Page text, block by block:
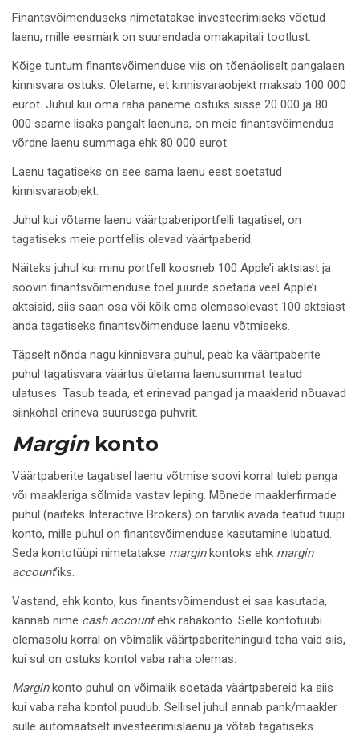
Finantsvõimenduseks nimetatakse investeerimiseks võetud
laenu, mille eesmärk on suurendada omakapitali tootlust.
Kõige tuntum finantsvõimenduse viis on tõenäoliselt pangalaen
kinnisvara ostuks. Oletame, et kinnisvaraobjekt maksab 100 000
eurot. Juhul kui oma raha paneme ostuks sisse 20 000 ja 80
000 saame lisaks pangalt laenuna, on meie finantsvõimendus
võrdne laenu summaga ehk 80 000 eurot.
Laenu tagatiseks on see sama laenu eest soetatud
kinnisvaraobjekt.
Juhul kui võtame laenu väärtpaberiportfelli tagatisel, on
tagatiseks meie portfellis olevad väärtpaberid.
Näiteks juhul kui minu portfell koosneb 100 Apple’i aktsiast ja
soovin finantsvõimenduse toel juurde soetada veel Apple’i
aktsiaid, siis saan osa või kõik oma olemasolevast 100 aktsiast
anda tagatiseks finantsvõimenduse laenu võtmiseks.
Täpselt nõnda nagu kinnisvara puhul, peab ka väärtpaberite
puhul tagatisvara väärtus ületama laenusummat teatud
ulatuses. Tasub teada, et erinevad pangad ja maaklerid nõuavad
siinkohal erineva suurusega puhvrit.
Marginkonto
Väärtpaberite tagatisel laenu võtmise soovi korral tuleb panga
või maakleriga sõlmida vastav leping. Mõnede maaklerfirmade
puhul (näiteks Interactive Brokers) on tarvilik avada teatud tüüpi
konto, mille puhul on finantsvõimenduse kasutamine lubatud.
Seda kontotüüpi nimetatakse marginkontoks ehk margin
account’iks.
Vastand, ehk konto, kus finantsvõimendust ei saa kasutada,
kannab nime cash accountehk rahakonto. Selle kontotüübi
olemasolu korral on võimalik väärtpaberitehinguid teha vaid siis,
kui sul on ostuks kontol vaba raha olemas.
Marginkonto puhul on võimalik soetada väärtpabereid ka siis
kui vaba raha kontol puudub. Sellisel juhul annab pank/maakler
sulle automaatselt investeerimislaenu ja võtab tagatiseks